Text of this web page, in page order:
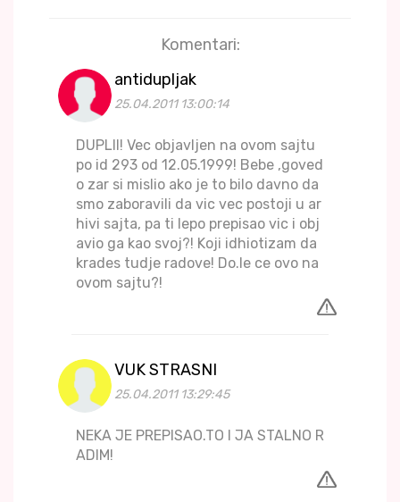
Komentari:
antidupljak
25.04.2011 13:00:14
DUPLII! Vec objavljen na ovom sajtu
po id 293 od 12.05.1999! Bebe ,goved
o zar si mislio ako je to bilo davno da
smo zaboravili da vic vec postoji u ar
hivi sajta, pa ti lepo prepisao vic i obj
avio ga kao svoj?! Koji idhiotizam da
krades tudje radove! Do.le ce ovo na
ovom sajtu?!
VUK STRASNI
25.04.2011 13:29:45
NEKA JE PREPISAO.TO I JA STALNO R
ADIM!